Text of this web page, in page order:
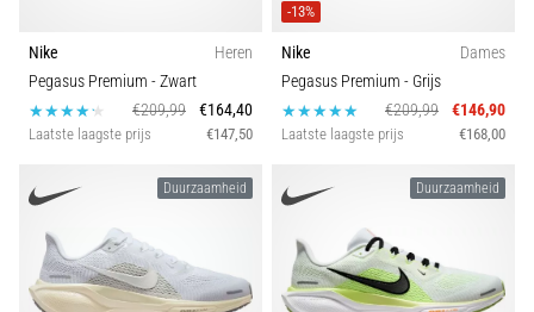
Nike
Heren
Pegasus Premium - Zwart
€209,99
€164,40
Laatste laagste prijs €147,50
-13%
Nike
Dames
Pegasus Premium - Grijs
€209,99
€146,90
Laatste laagste prijs €168,00
Duurzaamheid Duurzaamheid